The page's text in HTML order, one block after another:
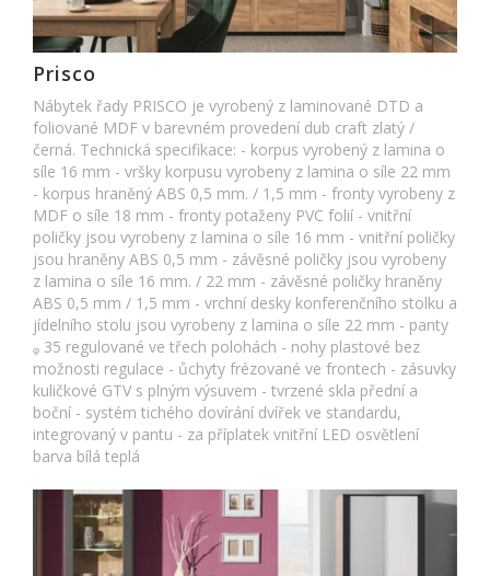
Prisco
Nábytek řady PRISCO je vyrobený z laminované DTD a
foliované MDF v barevném provedení dub craft zlatý /
černá. Technická specifikace: - korpus vyrobený z lamina o
síle 16 mm - vršky korpusu vyrobeny z lamina o síle 22 mm
- korpus hraněný ABS 0,5 mm. / 1,5 mm - fronty vyrobeny z
MDF o síle 18 mm - fronty potaženy PVC folií - vnitřní
poličky jsou vyrobeny z lamina o síle 16 mm - vnitřní poličky
jsou hraněny ABS 0,5 mm - závěsné poličky jsou vyrobeny
z lamina o síle 16 mm. / 22 mm - závěsné poličky hraněny
ABS 0,5 mm / 1,5 mm - vrchní desky konferenčního stolku a
jídelního stolu jsou vyrobeny z lamina o síle 22 mm - panty
ᵩ 35 regulované ve třech polohách - nohy plastové bez
možnosti regulace - ůchyty frézované ve frontech - zásuvky
kuličkové GTV s plným výsuvem - tvrzené skla přední a
boční - systém tichého dovírání dvířek ve standardu,
integrovaný v pantu - za příplatek vnitřní LED osvětlení
barva bílá teplá